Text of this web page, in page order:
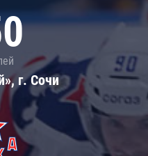
г. Сочи